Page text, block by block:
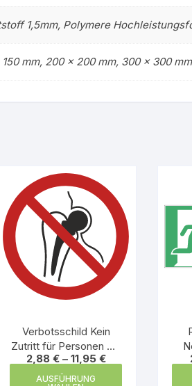
1,5mm, Polymere
150 mm, 200 x 200 mm, 300 x 300
Verbotsschild Kein
Zutritt für Personen mit
Implantaten aus Metall
2,88 €– 11,95 €
AUSFÜHRUNG